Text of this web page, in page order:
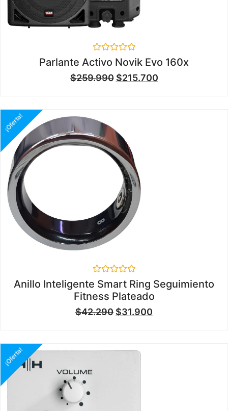
Valorado
en
0
de
Parlante Activo Novik Evo 160x
$259.990 $215.700
¡Oferta!
Valorado
en
0
de
5
Anillo Inteligente Smart Ring Seguimiento
Fitness Plateado
$42.290 $31.900
¡Oferta!